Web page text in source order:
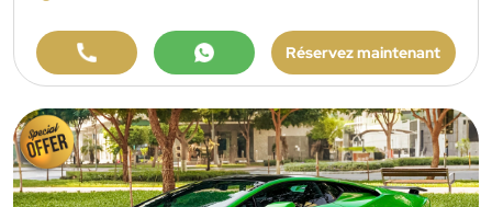
Réservez maintenant